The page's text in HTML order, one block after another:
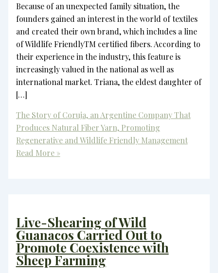
Because of an unexpected family situation, the
founders gained an interest in the world of textiles
and created their own brand, which includes a line
of Wildlife FriendlyTM certified fibers. According to
their experience in the industry, this feature is
increasingly valued in the national as well as
international market. Triana, the eldest daughter of
[…]
The Story of Coruja, an Argentine Company That
Produces Natural Fiber Yarn, Promoting
Regenerative and Wildlife Friendly Management
Read More »
Live-Shearing of Wild
Guanacos Carried Out to
Promote Coexistence with
Sheep Farming